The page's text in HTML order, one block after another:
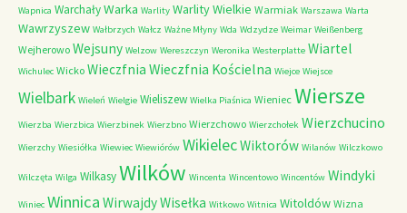
Wapnica WarchałyWarka Warlity Warlity Wielkie Warmiak Warszawa Warta
Wawrzyszew Wałbrzych Wałcz Ważne Młyny Wda Wdzydze Weimar Weißenberg
Wejherowo Wejsuny Welzow Wereszczyn Weronika Westerplatte Wiartel
Wichulec Wicko Wieczfnia Wieczfnia Kościelna Wiejce Wiejsce
Wielbark Wieleń Wielgie Wieliszew Wielka Piaśnica Wieniec Wiersze
Wierzba Wierzbica Wierzbinek Wierzbno Wierzchowo Wierzchołek Wierzchucino
Wierzchy Wiesiółka Wiewiec Wiewiórów WikielecWiktorów Wilanów Wilczkowo
Wilczęta Wilga WilkasyWilków Wincenta Wincentowo Wincentów Windyki
Winiec Winnica WirwajdyWisełka Witkowo Witnica Witoldów Wizna